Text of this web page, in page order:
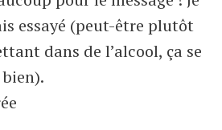
essayé (peut-être plutôt
dans de l’alcool, ça se